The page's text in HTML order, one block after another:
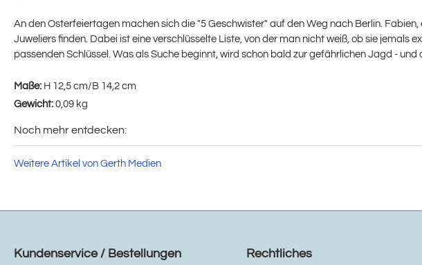
An den Osterfeiertagen machen sich die "5 Geschwister" auf den Weg nach Berlin.
Juweliers finden. Dabei ist eine verschlüsselte Liste, von der man nicht weiß, ob sie jemals
passenden Schlüssel. Was als Suche beginnt, wird schon bald zur gefährlichen Jagd -
Maße: H 12,5 cm/B 14,2 cm
Gewicht: 0,09 kg
Noch mehr entdecken:
Weitere Artikel von Gerth Medien
Kundenservice / Bestellungen Rechtliches